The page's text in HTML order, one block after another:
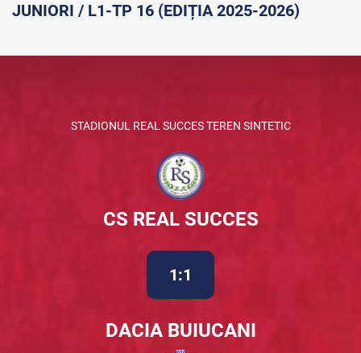
JUNIORI / L1-TP 16 (EDIȚIA 2025-2026)
STADIONUL REAL SUCCES TEREN SINTETIC
CS REAL SUCCES
1:1
DACIA BUIUCANI